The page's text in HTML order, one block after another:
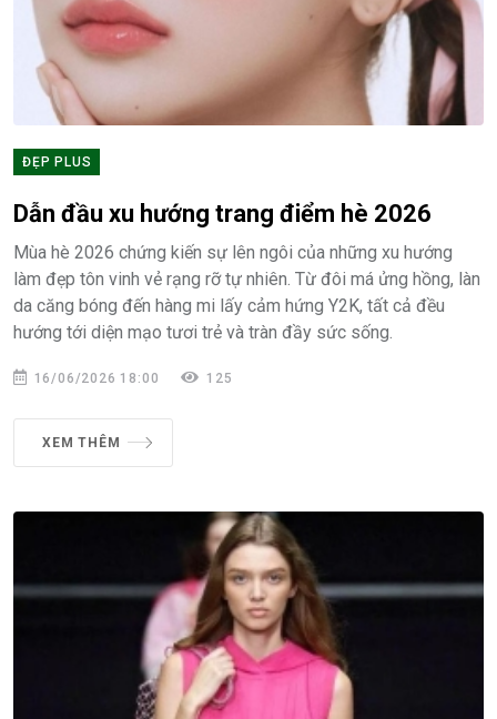
ĐẸP PLUS
Dẫn đầu xu hướng trang điểm hè 2026
Mùa hè 2026 chứng kiến sự lên ngôi của những xu hướng
làm đẹp tôn vinh vẻ rạng rỡ tự nhiên. Từ đôi má ửng hồng, làn
da căng bóng đến hàng mi lấy cảm hứng Y2K, tất cả đều
hướng tới diện mạo tươi trẻ và tràn đầy sức sống.
16/06/2026 18:00 125
XEM THÊM